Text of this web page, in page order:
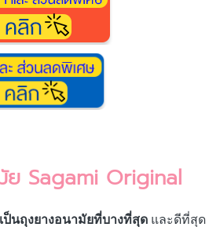
ย Sagami Original
ป็นถุงยางอนามัยที่บางที่สุด และดีที่สุด